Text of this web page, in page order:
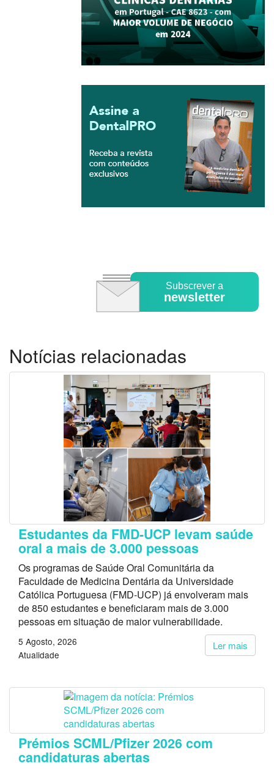
Subscrever a
newsletter
Notícias relacionadas
Estudantes da FMD-UCP levam saúde
oral a mais de 3.000 pessoas
Os programas de Saúde Oral Comunitária da
Faculdade de Medicina Dentária da Universidade
Católica Portuguesa (FMD-UCP) já envolveram mais
de 850 estudantes e beneficiaram mais de 3.000
pessoas em situação de maior vulnerabilidade.
Ler mais
5 Agosto, 2026
Atualidade
Prémios SCML/Pfizer 2026 com
candidaturas abertas